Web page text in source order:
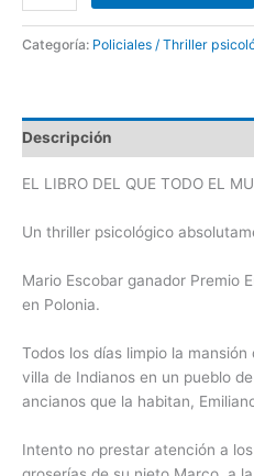
Categoría: Policiales / Thriller
Descripción
EL LIBRO DEL QUE TODO EL
Un thriller psicológico
Mario Escobar ganador Premio
en Polonia.
Todos los días limpio la
villa de Indianos en un pueblo
ancianos que la habitan,
Intento no prestar atención a